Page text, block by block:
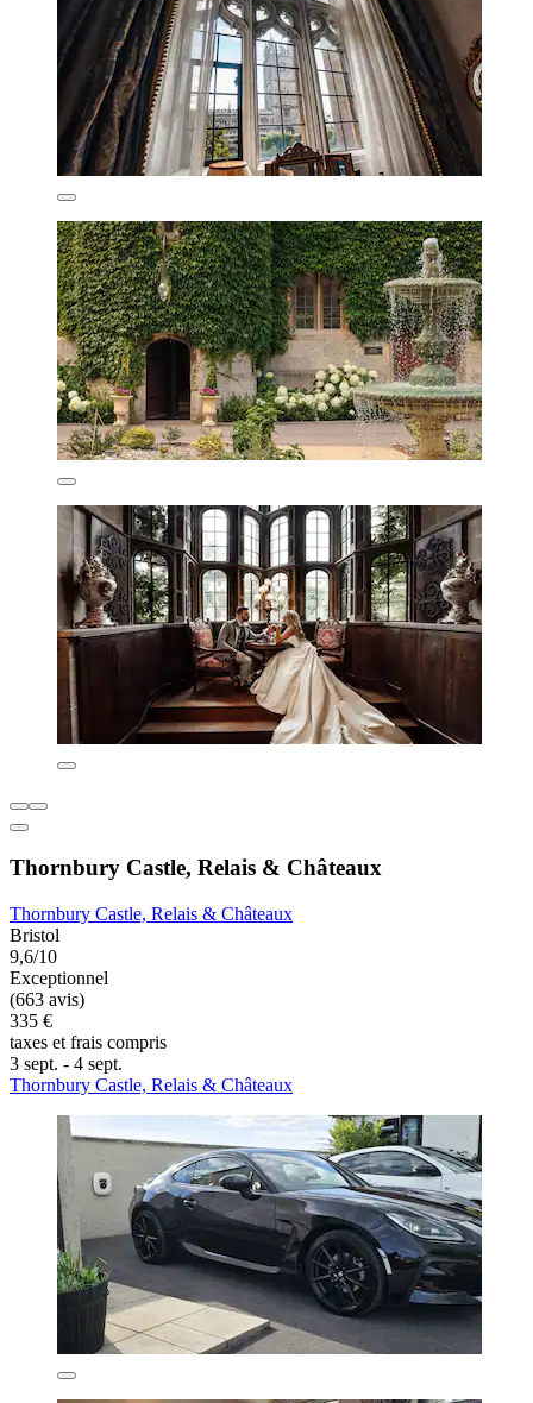
Thornbury Castle, Relais & Châteaux
Thornbury Castle, Relais & Châteaux
Bristol
9,6/10
Exceptionnel
(663 avis)
335 €
taxes et frais compris
3 sept. - 4 sept.
Thornbury Castle, Relais & Châteaux